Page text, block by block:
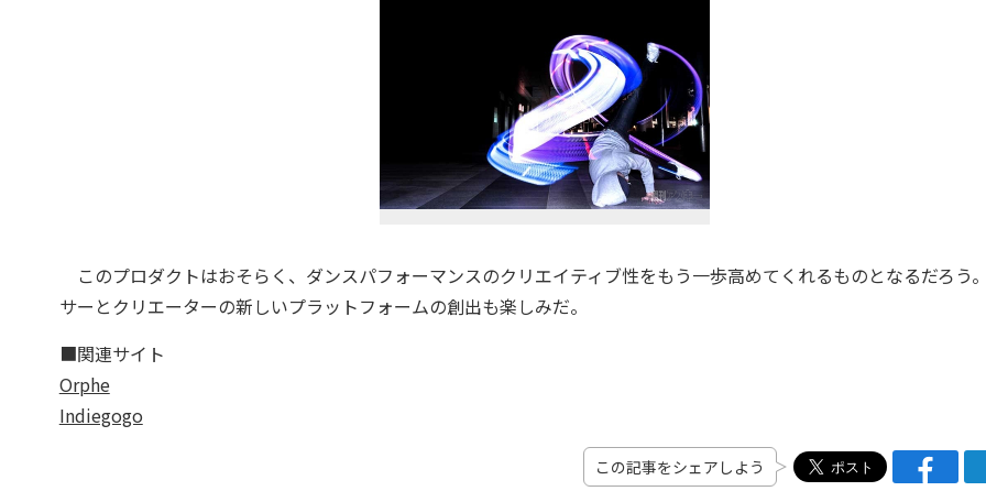
このプロダクトはおそらく、ダンスパフォーマンスのクリエイティブ性をもう一歩高めてくれるものとなるだろう
サーとクリエーターの新しいプラットフォームの創出も楽しみだ。
■関連サイト
Orphe
Indiegogo
この記事をシェアしよう